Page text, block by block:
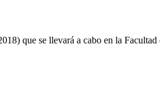
que se llevará a cabo en la